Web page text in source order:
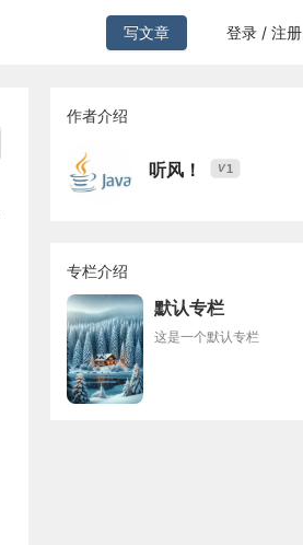
写文章 登录 / 注册
作者介绍
听风！ V1
专栏介绍
默认专栏
这是一个默认专栏